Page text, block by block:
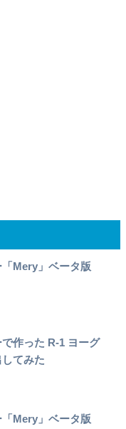
Mery」ベータ版
作った R-1 ヨーグ
てみた
Mery」ベータ版